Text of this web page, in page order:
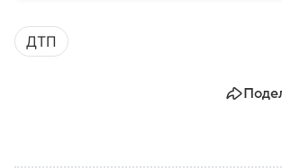
ДТП